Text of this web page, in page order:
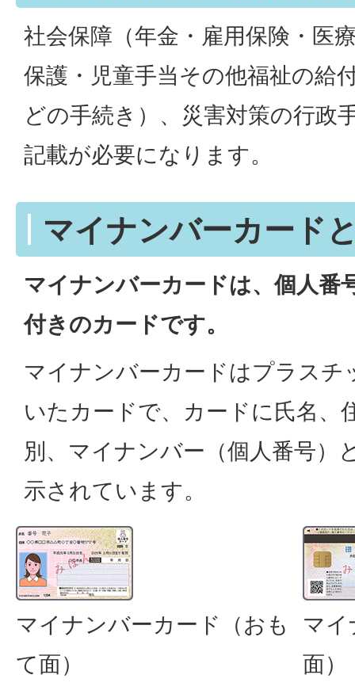
社会保障（年金・雇用保険・医
保護・児童手当その他福祉の給
どの手続き）、災害対策の行政
記載が必要になります。
マイナンバーカード
マイナンバーカードは、個人番
付きのカードです。
マイナンバーカードはプラスチ
いたカードで、カードに氏名、
別、マイナンバー（個人番号）
示されています。
マイナンバーカード（おも
て面）
マ
面）